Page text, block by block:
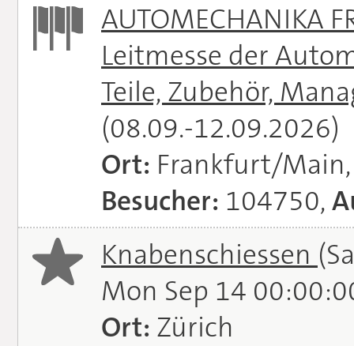
AUTOMECHANIKA
Leitmesse der
Teile, Zubehör,
(08.09.-12.09.2026)
Ort: Frankfurt/
Besucher: 104750,
Knabenschiessen
Mon Sep 14
Ort: Zürich